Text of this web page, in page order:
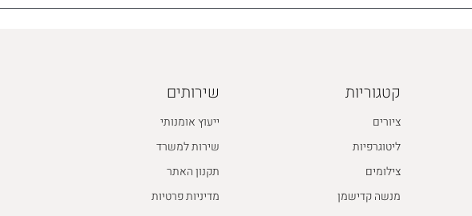
קטגוריות
ציורים
ליטוגרפיות
צילומים
מנשה קדישמן
שירותים
ייעוץ אומנותי
שירות למשרד
תקנון האתר
מדיניות פרטיות